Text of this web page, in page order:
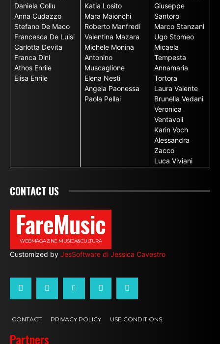
Daniela Collu
Anna Cudazzo
Stefano De Maco
Francesca De Luisi
Carlotta Devita
Franca Dini
Athos Enrile
Elisa Enrile
Katia Losito
Mara Maionchi
Roberto Manfredi
Valentina Mazara
Michele Monina
Antonino
Muscaglione
Elena Nesti
Angela Paonessa
Paola Pellai
Giuseppe
Santoro
Marco Stanzani
Ugo Stomeo
Micaela
Tempesta
Annamaria
Tortora
Laura Valente
Brunella Vedani
Veronica
Ventavoli
Karin Voch
Alessandra
Zacco
Luca Viviani
CONTACT US
FareMusic
WEBMAGAZINE MUSICA&CULTURA
Customized by JesSoftware di Jessica Cavestro
CONTACT PRIVACY POLICY USE CONDITIONS
Partners